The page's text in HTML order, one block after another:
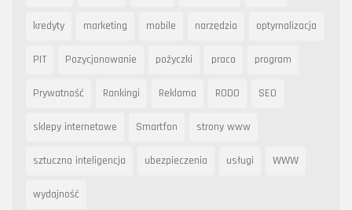
kredyty marketing mobile narzędzia optymalizacja
PIT Pozycjonowanie pożyczki praca program
Prywatność Rankingi Reklama RODO SEO
sklepy internetowe Smartfon strony www
sztuczna inteligencja ubezpieczenia usługi WWW
wydajność